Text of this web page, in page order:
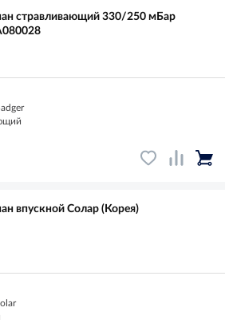
стравливающий 330/250 мБар
впускной Солар (Корея)